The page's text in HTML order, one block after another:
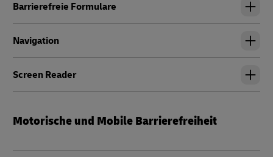
Barrierefreie Formulare
Navigation
Screen Reader
Motorische und Mobile Barrierefreiheit